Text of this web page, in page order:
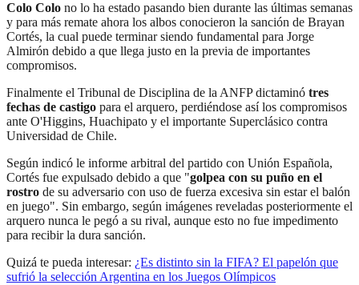
Colo Colo no lo ha estado pasando bien durante las últimas semanas
y para más remate ahora los albos conocieron la sanción de Brayan
Cortés, la cual puede terminar siendo fundamental para Jorge
Almirón debido a que llega justo en la previa de importantes
compromisos.
Finalmente el Tribunal de Disciplina de la ANFP dictaminó tres
fechas de castigo para el arquero, perdiéndose así los compromisos
ante O'Higgins, Huachipato y el importante Superclásico contra
Universidad de Chile.
Según indicó le informe arbitral del partido con Unión Española,
Cortés fue expulsado debido a que "golpea con su puño en el
rostro de su adversario con uso de fuerza excesiva sin estar el balón
en juego". Sin embargo, según imágenes reveladas posteriormente el
arquero nunca le pegó a su rival, aunque esto no fue impedimento
para recibir la dura sanción.
Quizá te pueda interesar: ¿Es distinto sin la FIFA? El papelón que
sufrió la selección Argentina en los Juegos Olímpicos